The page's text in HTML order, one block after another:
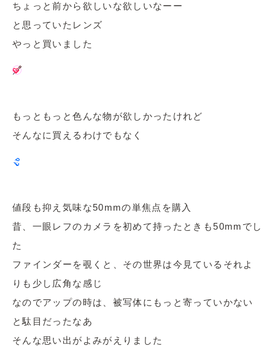
ちょっと前から欲しいな欲しいなーー
と思っていたレンズ
やっと買いました
もっともっと色んな物が欲しかったけれど
そんなに買えるわけでもなく
値段も抑え気味な50mmの単焦点を購入
昔、一眼レフのカメラを初めて持ったときも50mmでし
た
ファインダーを覗くと、その世界は今見ているそれよ
りも少し広角な感じ
なのでアップの時は、被写体にもっと寄っていかない
と駄目だったなあ
そんな思い出がよみがえりました